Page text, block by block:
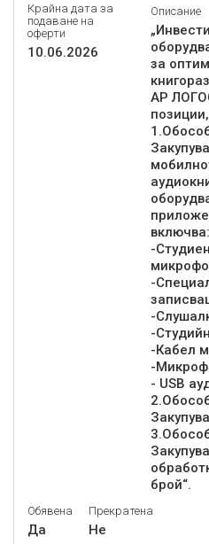
Крайна дата за
подаване на
оферти
10.06.2026
Описание
за
АР
включва:
-
-
-
-
-Кабел
-
- USB
Обявена
Да
Прекратена
Не